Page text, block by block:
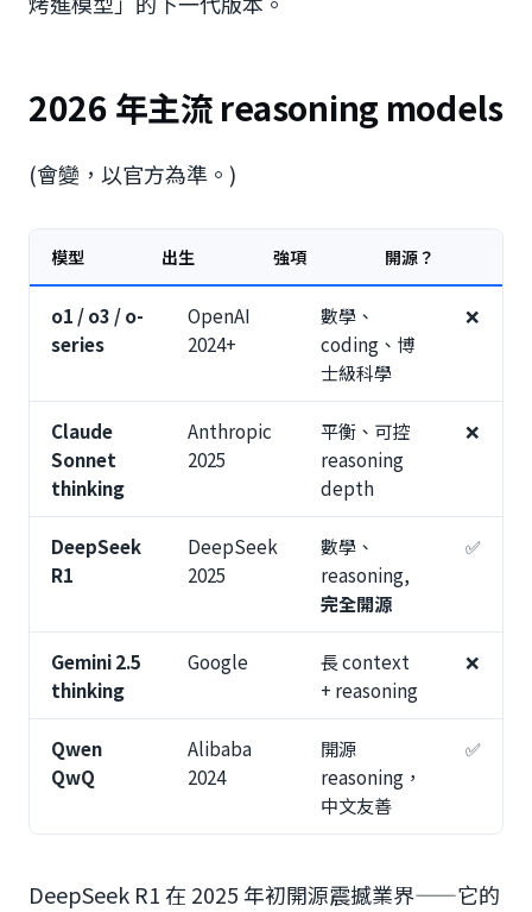
2026 年主流 reasoning models
(會變，以官方為準。)
模型 出生 強項 開源？
o1 / o3 / o-
series
OpenAI
2024+
數學、
coding、博
士級科學
❌
Claude
Sonnet
thinking
Anthropic
2025
平衡、可控
reasoning
depth
❌
DeepSeek
R1
DeepSeek
2025
數學、
reasoning,
完全開源
✅
Gemini 2.5
thinking
Google
長 context
+ reasoning
❌
Qwen
QwQ
Alibaba
2024
開源
reasoning，
中文友善
✅
DeepSeek R1 在 2025 年初開源震撼業界——它的